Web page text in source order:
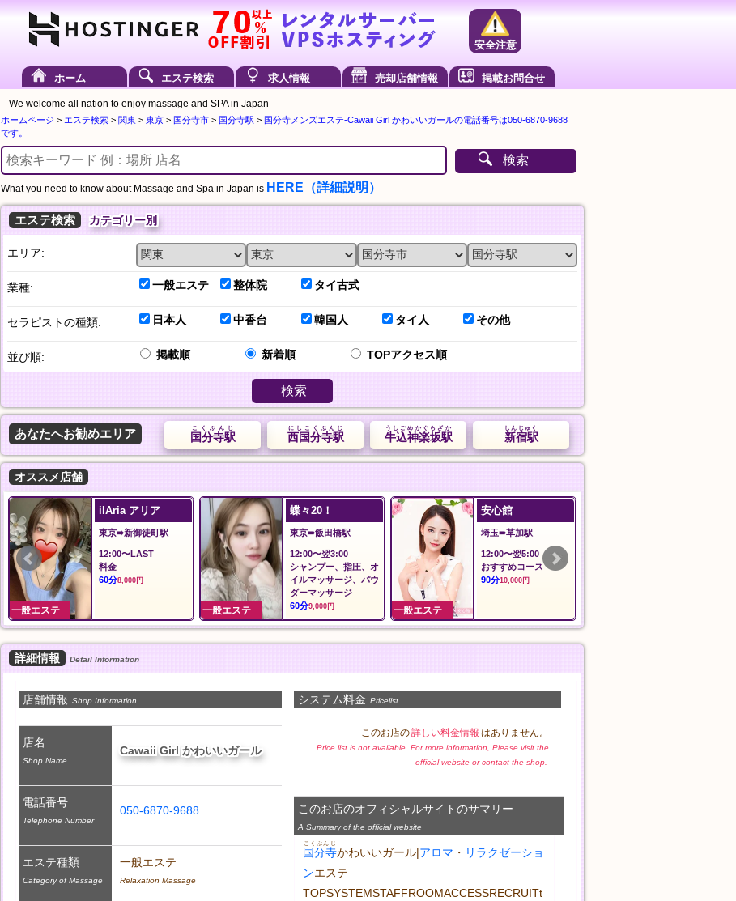
安全注意
ホーム エステ検索 求人情報 売却店舗情報 掲載お問合せ
We welcome all nation to enjoy massage and SPA in Japan
ホームページ > エステ検索 > 関東 > 東京 > 国分寺市 > 国分寺駅 > 国分寺メンズエステ-Cawaii Girl かわいいガールの電話番号は050-6870-9688
です。
検索
What you need to know about Massage and Spa in Japan is HERE（詳細説明）
エステ検索 カテゴリー別
エリア:
業種: 一般エステ 整体院 タイ古式
セラピストの種類: 日本人 中香台 韓国人 タイ人 その他
並び順: 掲載順 新着順 TOPアクセス順
検索
あなたへお勧めエリア 新宿駅
しんじゅく
牛込神楽坂駅
うしごめかぐらざか
西国分寺駅
にしこくぶんじ
国分寺駅
こくぶんじ
オススメ店舗
一般エステ
ilAria アリア
東京➠新御徒町駅
12:00〜LAST
料金
60分8,000円
一般エステ
蝶々20！
東京➠飯田橋駅
12:00〜翌3:00
シャンプー、指圧、オ
イルマッサージ、パウ
ダーマッサージ
60分9,000円 一般エステ
安心館
埼玉➠草加駅
12:00〜翌5:00
おすすめコース
90分10,000円
詳細情報 Detail Information
システム料金 Pricelist
このお店の詳しい料金情報 はありません。
Price list is not available. For more information, Please visit the
official website or contact the shop.
このお店のオフィシャルサイトのサマリー
A Summary of the official website
国分寺
こくぶんじ
かわいいガール|アロマ ・ リラクゼーショ
ンエステ
TOPSYSTEMSTAFFROOMACCESSRECRUITt
店舗情報 Shop Information
店名
Shop Name
Cawaii Girl かわいいガール
電話番号
Telephone Number
050-6870-9688
エステ種類
Category of Massage
一般エステ
Relaxation Massage